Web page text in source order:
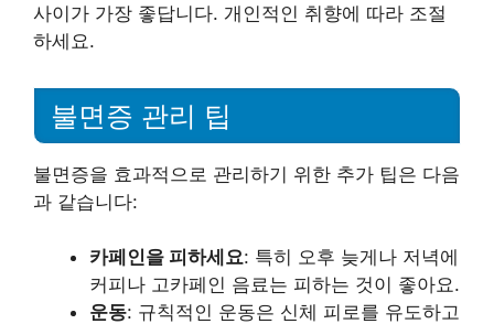
사이가 가장 좋답니다. 개인적인 취향에 따라 조절
하세요.
불면증 관리 팁
불면증을 효과적으로 관리하기 위한 추가 팁은 다음
과 같습니다:
카페인을 피하세요: 특히 오후 늦게나 저녁에
커피나 고카페인 음료는 피하는 것이 좋아요.
운동: 규칙적인 운동은 신체 피로를 유도하고